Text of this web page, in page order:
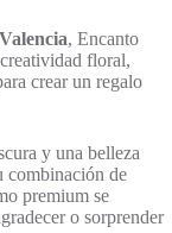
, Encanto
floral,
crear un regalo
y una belleza
combinación de
premium se
o sorprender